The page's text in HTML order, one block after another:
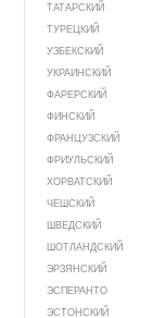
ТАТАРСКИЙ
ТУРЕЦКИЙ
УЗБЕКСКИЙ
УКРАИНСКИЙ
ФАРЕРСКИЙ
ФИНСКИЙ
ФРАНЦУЗСКИЙ
ФРИУЛЬСКИЙ
ХОРВАТСКИЙ
ЧЕШСКИЙ
ШВЕДСКИЙ
ШОТЛАНДСКИЙ
ЭРЗЯНСКИЙ
ЭСПЕРАНТО
ЭСТОНСКИЙ